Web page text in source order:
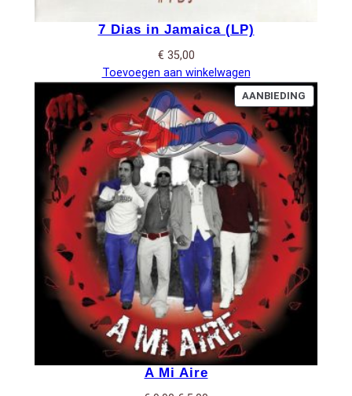
7 Dias in Jamaica (LP)
€ 35,00
Toevoegen aan winkelwagen
AANBIEDING
IN
DE
A Mi Aire